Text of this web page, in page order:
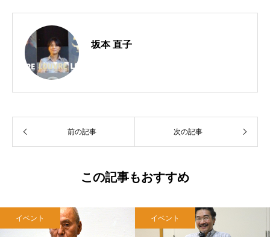
坂本 直子
前の記事 次の記事
この記事もおすすめ
イベント イベント